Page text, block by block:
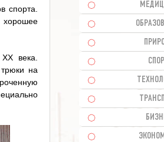
спорта.
хорошее
века.
на